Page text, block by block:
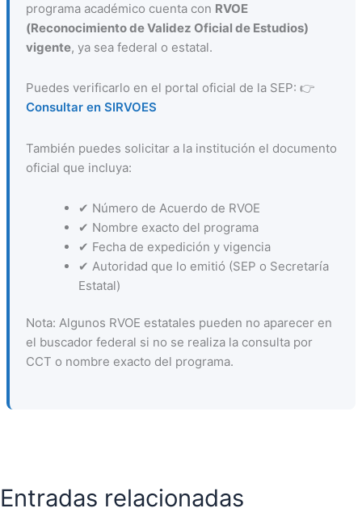
programa académico cuenta con RVOE
(Reconocimiento de Validez Oficial de Estudios)
vigente, ya sea federal o estatal.
Puedes verificarlo en el portal oficial de la SEP: 👉
Consultar en SIRVOES
También puedes solicitar a la institución el documento
oficial que incluya:
✔ Número de Acuerdo de RVOE
✔ Nombre exacto del programa
✔ Fecha de expedición y vigencia
✔ Autoridad que lo emitió (SEP o Secretaría
Estatal)
Nota: Algunos RVOE estatales pueden no aparecer en
el buscador federal si no se realiza la consulta por
CCT o nombre exacto del programa.
Entradas relacionadas